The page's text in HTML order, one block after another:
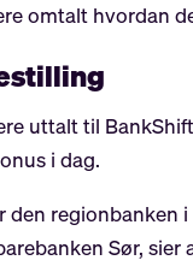
omtalt hvordan
uttalt til BankShift
i dag.
den regionbanken
Sør, sier